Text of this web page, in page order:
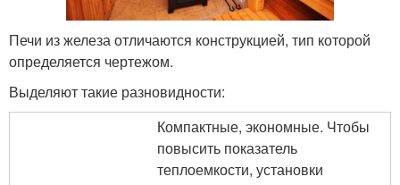
Печи из железа отличаются конструкцией, тип которой
определяется чертежом.
Выделяют такие разновидности:
Компактные, экономные. Чтобы
повысить показатель
теплоемкости, установки